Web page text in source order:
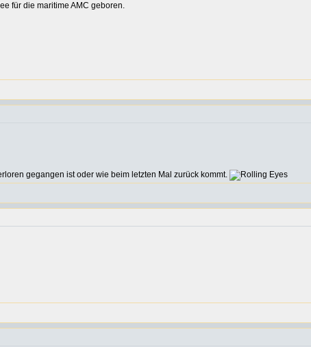
für die maritime AMC geboren.
gegangen ist oder wie beim letzten Mal zurück kommt.